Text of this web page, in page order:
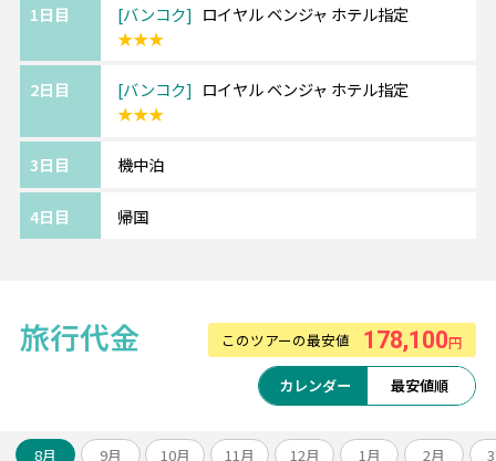
＜最寄駅＞
総合、最優秀キャビンクルー、最優秀空港サ
ービスで10位以内に入賞。
ホスピタリティあふれるサービスとおもてな
1日目 バンコク
ロイヤル ベンジャ ホテル指定
★★★
2日目 バンコク
ロイヤル ベンジャ ホテル指定
★★★
3日目 機中泊
4日目 帰国
旅行代金 このツアーの最安値 178,100円
カレンダー 最安値順
8月 9月 10月 11月 12月 1月 2月